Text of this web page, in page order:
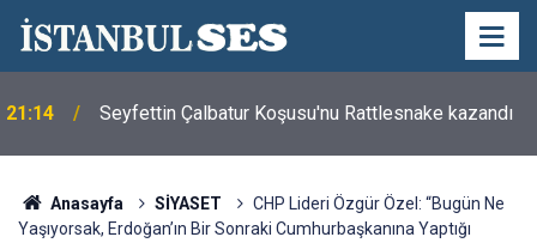
21:14 Seyfettin Çalbatur Koşusu'nu Rattlesnake kazandı
Anasayfa SİYASET
CHP Lideri Özgür Özel: “Bugün Ne
Yaşıyorsak, Erdoğan’ın Bir Sonraki Cumhurbaşkanına Yaptığı